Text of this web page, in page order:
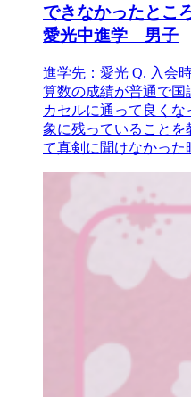
できなかったとこ
愛光中進学 男子
進学先：愛光 Q. 入会
算数の成績が普通で国
カセルに通って良く
象に残っていることを
て真剣に聞けなかっ